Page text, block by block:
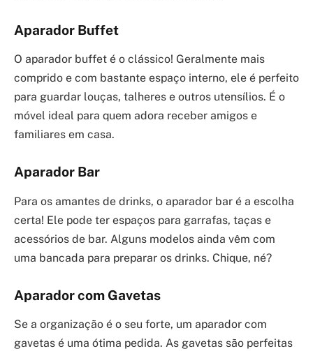
Aparador Buffet
O aparador buffet é o clássico! Geralmente mais
comprido e com bastante espaço interno, ele é perfeito
para guardar louças, talheres e outros utensílios. É o
móvel ideal para quem adora receber amigos e
familiares em casa.
Aparador Bar
Para os amantes de drinks, o aparador bar é a escolha
certa! Ele pode ter espaços para garrafas, taças e
acessórios de bar. Alguns modelos ainda vêm com
uma bancada para preparar os drinks. Chique, né?
Aparador com Gavetas
Se a organização é o seu forte, um aparador com
gavetas é uma ótima pedida. As gavetas são perfeitas